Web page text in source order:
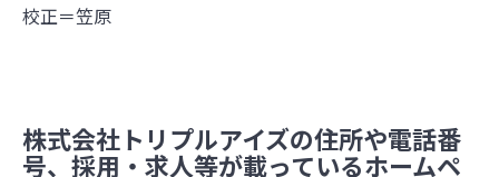
校正＝笠原
株式会社トリプルアイズの住所や電話番
号、採用・求人等が載っているホームペ